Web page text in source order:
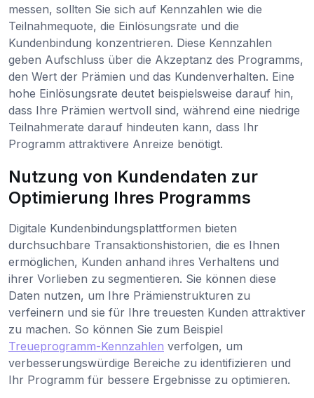
messen, sollten Sie sich auf Kennzahlen wie die
Teilnahmequote, die Einlösungsrate und die
Kundenbindung konzentrieren. Diese Kennzahlen
geben Aufschluss über die Akzeptanz des Programms,
den Wert der Prämien und das Kundenverhalten. Eine
hohe Einlösungsrate deutet beispielsweise darauf hin,
dass Ihre Prämien wertvoll sind, während eine niedrige
Teilnahmerate darauf hindeuten kann, dass Ihr
Programm attraktivere Anreize benötigt.
Nutzung von Kundendaten zur
Optimierung Ihres Programms
Digitale Kundenbindungsplattformen bieten
durchsuchbare Transaktionshistorien, die es Ihnen
ermöglichen, Kunden anhand ihres Verhaltens und
ihrer Vorlieben zu segmentieren. Sie können diese
Daten nutzen, um Ihre Prämienstrukturen zu
verfeinern und sie für Ihre treuesten Kunden attraktiver
zu machen. So können Sie zum Beispiel
Treueprogramm-Kennzahlen verfolgen, um
verbesserungswürdige Bereiche zu identifizieren und
Ihr Programm für bessere Ergebnisse zu optimieren.